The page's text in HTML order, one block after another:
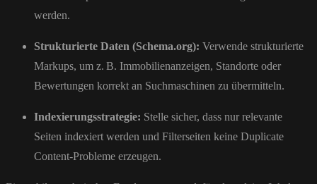
werden.
Strukturierte Daten (Schema.org): Verwende strukturierte
Markups, um z. B. Immobilienanzeigen, Standorte oder
Bewertungen korrekt an Suchmaschinen zu übermitteln.
Indexierungsstrategie: Stelle sicher, dass nur relevante
Seiten indexiert werden und Filterseiten keine Duplicate
Content-Probleme erzeugen.